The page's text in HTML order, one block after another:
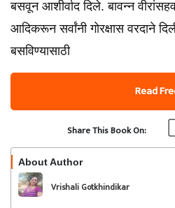
बसवून आशीर्वाद दिले. बावन्न
आदिकरून सर्वांनी गोरक्षास वरदाने
बसविण्यासाठी
Read
Share This Book On:
About Author
Vrishali Gotkhindikar